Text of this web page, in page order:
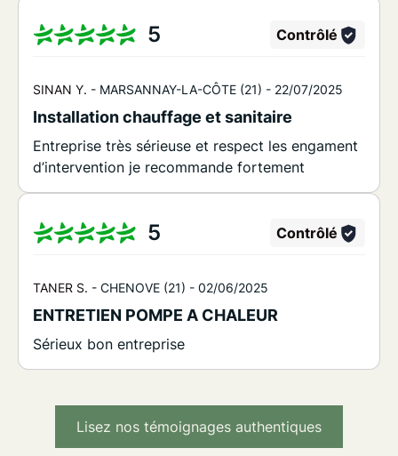
5 Contrôlé
SINAN Y. - MARSANNAY-LA-CÔTE (21) - 22/07/2025
Installation chauffage et sanitaire
Entreprise très sérieuse et respect les engament
d’intervention je recommande fortement
5 Contrôlé
TANER S. - CHENOVE (21) - 02/06/2025
ENTRETIEN POMPE A CHALEUR
Sérieux bon entreprise
Lisez nos témoignages authentiques